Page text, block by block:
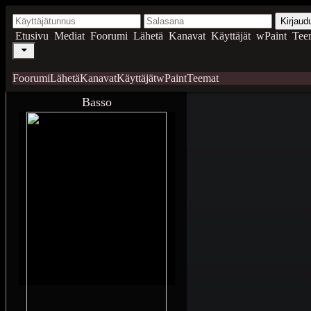
Etusivu Mediat Foorumi Lähetä Kanavat Käyttäjät wPaint
FoorumiLähetäKanavatKäyttäjätwPaintTeemat
Basso